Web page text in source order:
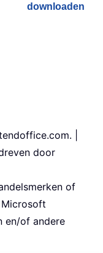
downloaden
|
door
of
en/of andere